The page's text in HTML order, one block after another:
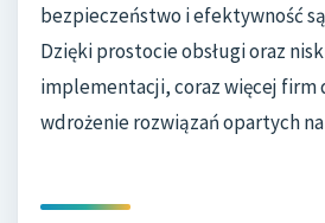
bezpieczeństwo i efektywność
Dzięki prostocie obsługi oraz
implementacji, coraz więcej firm
wdrożenie rozwiązań opartych